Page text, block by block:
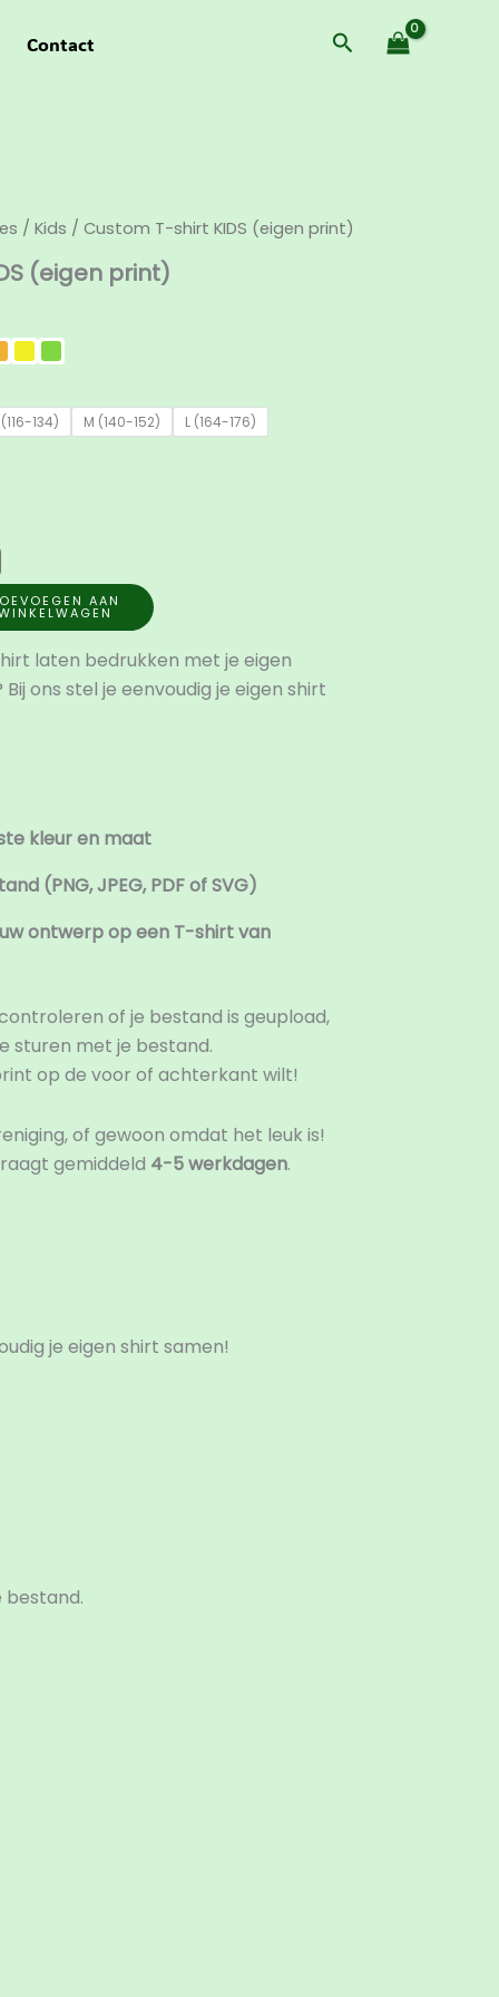
Contact Zoeken
/Kids / Custom T-shirt KIDS (eigen print)
(eigen print)
134) M (140-152) L (164-176)
AAN
laten bedrukken met je eigen
ons stel je eenvoudig je eigen shirt
kleur en maat
(PNG, JPEG, PDF of SVG)
ontwerp op een T-shirt van
of je bestand is geupload,
sturen met je bestand.
op de voor of achterkant wilt!
of gewoon omdat het leuk is!
gemiddeld 4-5 werkdagen.
je eigen shirt samen!
bestand.